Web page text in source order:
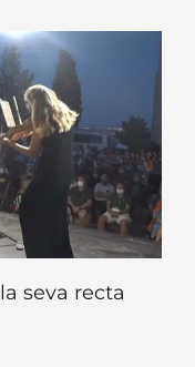
seva recta